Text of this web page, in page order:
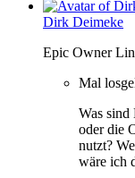
Dirk Deimeke
Epic Owner
Mal
Was sind
oder die
nutzt?
wäre ich